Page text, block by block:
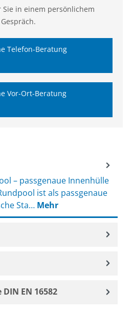
in einem persönlichem
Gespräch.
Telefon-Beratung
Vor-Ort-Beratung
– passgenaue Innenhülle
ist als passgenaue
Sta… Mehr
EN 16582